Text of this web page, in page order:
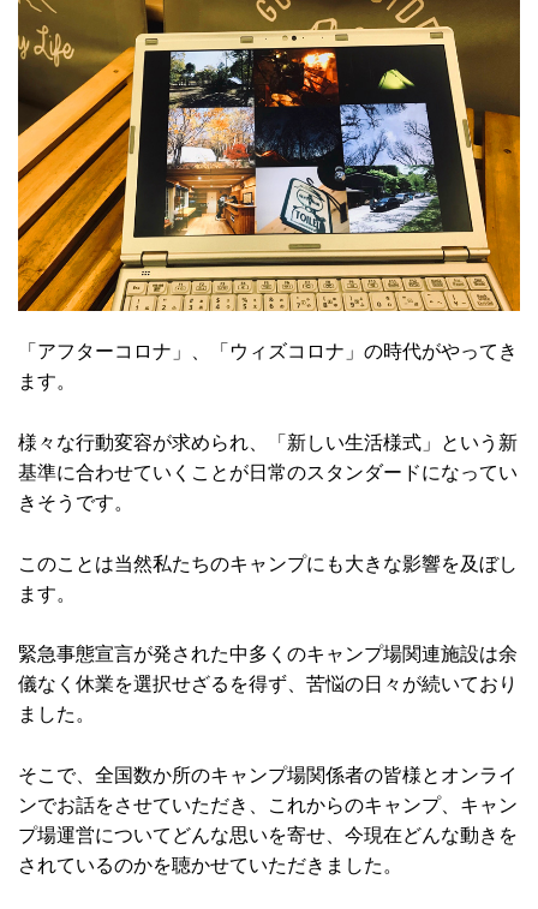
「アフターコロナ」、「ウィズコロナ」の時代がやってき
ます。
様々な行動変容が求められ、「新しい生活様式」という新
基準に合わせていくことが日常のスタンダードになってい
きそうです。
このことは当然私たちのキャンプにも大きな影響を及ぼし
ます。
緊急事態宣言が発された中多くのキャンプ場関連施設は余
儀なく休業を選択せざるを得ず、苦悩の日々が続いており
ました。
そこで、全国数か所のキャンプ場関係者の皆様とオンライ
ンでお話をさせていただき、これからのキャンプ、キャン
プ場運営についてどんな思いを寄せ、今現在どんな動きを
されているのかを聴かせていただきました。